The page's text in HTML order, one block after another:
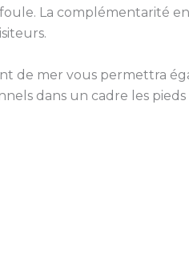
La complémentarité
de mer vous permettra
dans un cadre les